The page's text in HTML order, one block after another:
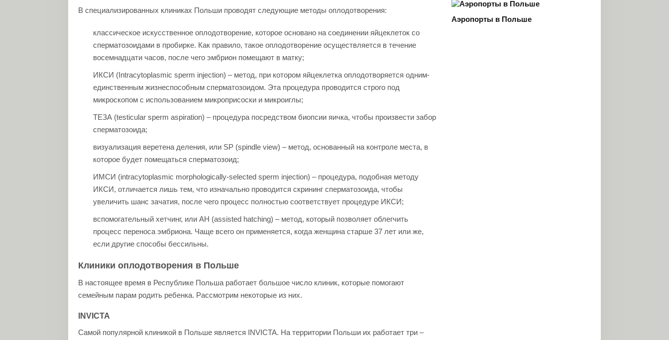
В специализированных клиниках Польши проводят следующие методы оплодотворения:
классическое искусственное оплодотворение, которое основано на соединении яйцеклеток со
сперматозоидами в пробирке. Как правило, такое оплодотворение осуществляется в течение
восемнадцати часов, после чего эмбрион помещают в матку;
ИКСИ (Intracytoplasmic sperm injection) – метод, при котором яйцеклетка оплодотворяется одним-
единственным жизнеспособным сперматозоидом. Эта процедура проводится строго под
микроскопом с использованием микроприсоски и микроиглы;
ТЕЗА (testicular sperm aspiration) – процедура посредством биопсии яичка, чтобы произвести забор
сперматозоида;
визуализация веретена деления, или SP (spindle view) – метод, основанный на контроле места, в
которое будет помещаться сперматозоид;
ИМСИ (intracytoplasmic morphоlogicаlly-selectеd sperm injеction) – процедура, подобная методу
ИКСИ, отличается лишь тем, что изначально проводится скрининг сперматозоида, чтобы
увеличить шанс зачатия, после чего процесс полностью соответствует процедуре ИКСИ;
вспомогательный хетчинг, или АН (assisted hatching) – метод, который позволяет облегчить
процесс переноса эмбриона. Чаще всего он применяется, когда женщина старше 37 лет или же,
если другие способы бессильны.
Клиники оплодотворения в Польше
В настоящее время в Республике Польша работает большое число клиник, которые помогают
семейным парам родить ребенка. Рассмотрим некоторые из них.
INVICTA
Самой популярной клиникой в Польше является INVICTA. На территории Польши их работает три –
Аэропорты в Польше